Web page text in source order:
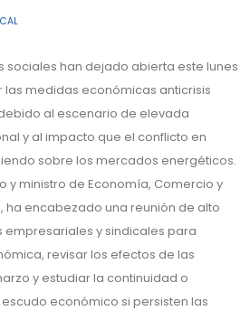
sociales han dejado abierta este lunes
medidas económicas anticrisis
al escenario de elevada
y al impacto que el conflicto en
sobre los mercados energéticos.
y ministro de Economía, Comercio y
ha encabezado una reunión de alto
y sindicales para
revisar los efectos de las
y estudiar la continuidad o
económico si persisten las